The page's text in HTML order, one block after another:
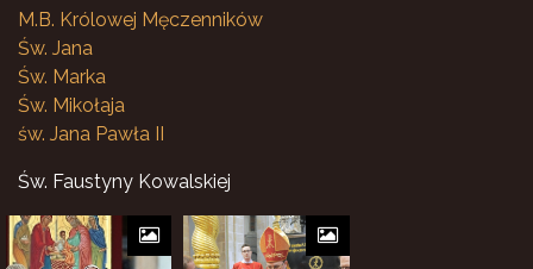
M.B. Królowej Męczenników
Św. Jana
Św. Marka
Św. Mikołaja
św. Jana Pawła II
Św. Faustyny Kowalskiej